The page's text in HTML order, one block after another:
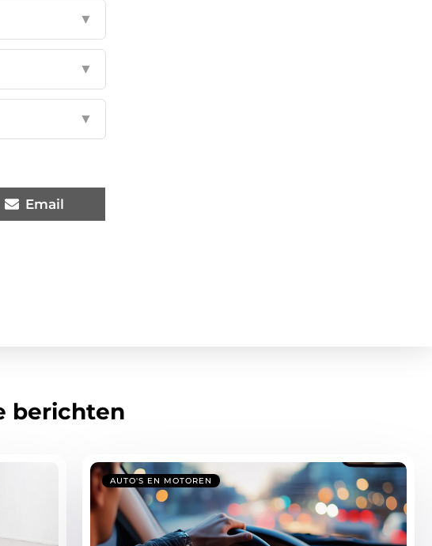
▼
▼
▼
Email
berichten
AUTO'S EN MOTOREN